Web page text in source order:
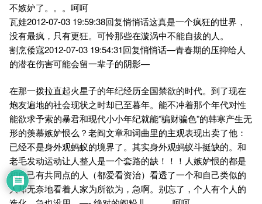
不嫉妒了。。。呵呵
瓦娃2012-07-03 19:59:38回复悄悄话这真是一个疯狂的世界，
没有最疯，只有更狂。可怜那些在漩涡中不能自拔的人。
割烹倭寇2012-07-03 19:54:31回复悄悄话—青春期的压抑给人
的潜在伤害可能会留一辈子的阴影—
在那一拨拉直起火星子的年纪经历全国禁欲的时代。到了现在
炮友遍地的社会现状之时却已至暮年。能不冲着那个年代对性
能欲求予索的暴君和现代小小年纪就能”骗财骗色”的韩寒产生无
形的羡慕嫉妒恨么？老阎文章和词曲里的主观表现出卖了他：
已经不是身外观蚂蚁的境界了。其实身外观蚂蚁斗挺缺的。和
老毛发动运动让人整人是一个套路的缺！！！人嫉妒恨的都是
和自己有共同点的人（都爱看资治）看透了一个和自己类似的
人却无奈地看着人家为所欲为，急啊。别忘了，个人有个人的